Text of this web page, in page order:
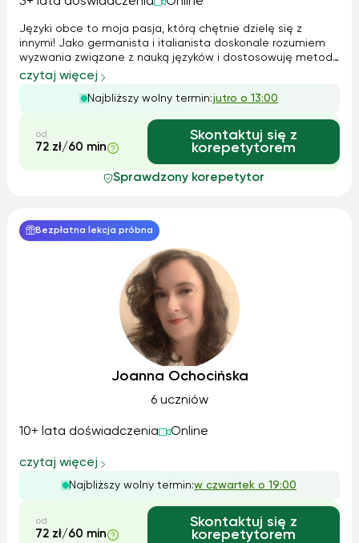
Języki obce to moja pasja, którą chętnie dzielę się z
innymi! Jako germanista i italianista doskonale rozumiem
wyzwania związane z nauką języków i dostosowuję metody
pracy do indywidualnych potrzeb ucznia. Stawiam na
empatię, indywidualizację i przyjazną atmosferę – chcę,
aby każdy czuł się komforto...
czytaj więcej
Najbliższy wolny termin:jutro o 13:00
od
72 zł/60 min
Skontaktuj się z
korepetytorem
Sprawdzony korepetytor
Bezpłatna lekcja próbna
Joanna Ochocińska
6 uczniów
10+ lata doświadczenia Online
czytaj więcej
Najbliższy wolny termin:w czwartek o 19:00
od
72 zł/60 min
Skontaktuj się z
korepetytorem